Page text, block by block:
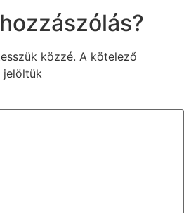
közzé. A kötelező
jelöltük